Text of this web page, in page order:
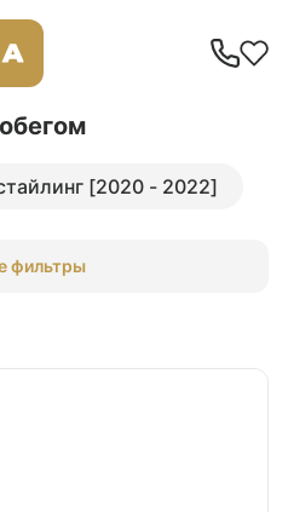
[2020 - 2022]
фильтры